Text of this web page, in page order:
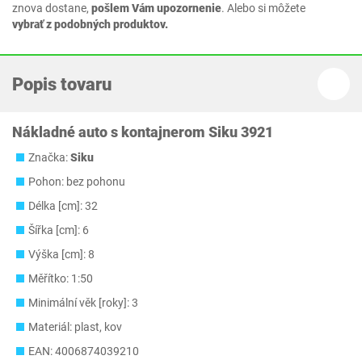
znova dostane, pošlem Vám upozornenie. Alebo si môžete
vybrať z podobných produktov.
Popis tovaru
Nákladné auto s kontajnerom Siku 3921
Značka:Siku
Pohon: bez pohonu
Délka [cm]: 32
Šířka [cm]: 6
Výška [cm]: 8
Měřítko: 1:50
Minimální věk [roky]: 3
Materiál: plast, kov
EAN: 4006874039210